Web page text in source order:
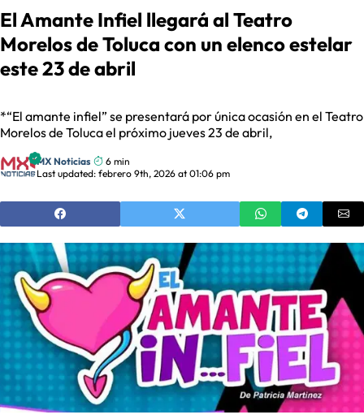
El Amante Infiel llegará al Teatro
Morelos de Toluca con un elenco estelar
este 23 de abril
*“El amante infiel” se presentará por única ocasión en el Teatro
Morelos de Toluca el próximo jueves 23 de abril,
MX Noticias
6 min
Last updated: febrero 9th, 2026 at 01:06 pm